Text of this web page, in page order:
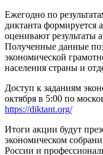
Ежегодно по
диктанта формируется
оценивают результаты
Полученные данные
экономической
населения страны и
Доступ к заданиям
октября в 5:00 по
https://diktant.org/
Итоги акции будут
экономическом
России и